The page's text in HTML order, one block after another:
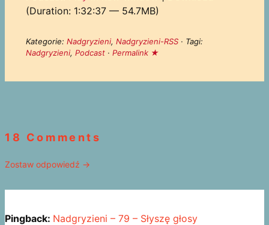
(Duration: 1:32:37 — 54.7MB)
Kategorie: Nadgryzieni, Nadgryzieni-RSS· Tagi:
Nadgryzieni, Podcast· Permalink ★
18 Comments
Zostaw odpowiedź →
Pingback: Nadgryzieni – 79 – Słyszę głosy